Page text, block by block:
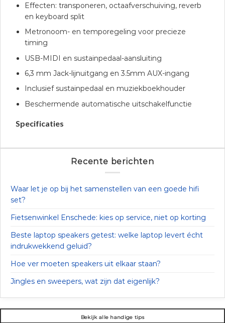
Effecten: transponeren, octaafverschuiving, reverb
en keyboard split
Metronoom- en temporegeling voor precieze
timing
USB-MIDI en sustainpedaal-aansluiting
6,3 mm Jack-lijnuitgang en 3.5mm AUX-ingang
Inclusief sustainpedaal en muziekboekhouder
Beschermende automatische uitschakelfunctie
Specificaties
Recente berichten
Waar let je op bij het samenstellen van een goede hifi
set?
Fietsenwinkel Enschede: kies op service, niet op korting
Beste laptop speakers getest: welke laptop levert écht
indrukwekkend geluid?
Hoe ver moeten speakers uit elkaar staan?
Jingles en sweepers, wat zijn dat eigenlijk?
Bekijk alle handige tips